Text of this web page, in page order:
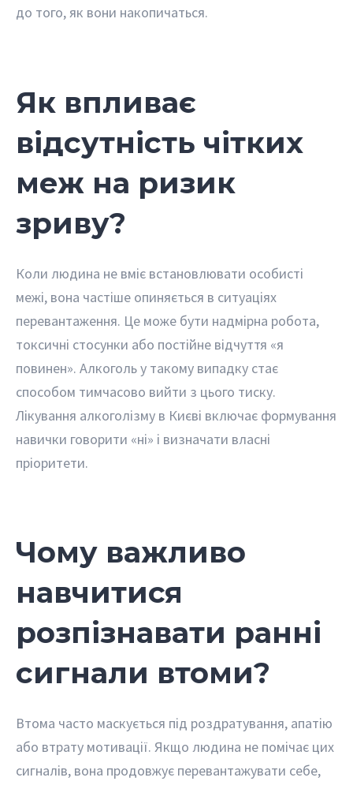
до того, як вони накопичаться.
Як впливає
відсутність чітких
меж на ризик
зриву?
Коли людина не вміє встановлювати особисті
межі, вона частіше опиняється в ситуаціях
перевантаження. Це може бути надмірна робота,
токсичні стосунки або постійне відчуття «я
повинен». Алкоголь у такому випадку стає
способом тимчасово вийти з цього тиску.
Лікування алкоголізму в Києві включає формування
навички говорити «ні» і визначати власні
пріоритети.
Чому важливо
навчитися
розпізнавати ранні
сигнали втоми?
Втома часто маскується під роздратування, апатію
або втрату мотивації. Якщо людина не помічає цих
сигналів, вона продовжує перевантажувати себе,